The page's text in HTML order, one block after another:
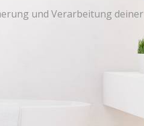
und Verarbeitung deiner